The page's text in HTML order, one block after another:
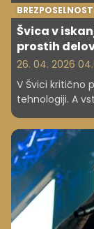
BREZPOSELNOST
Švica v
prostih
26. 04. 2026
V Švici kritično
tehnologiji. A